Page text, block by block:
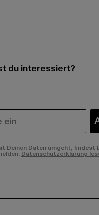
du interessiert?
Deinen Daten umgeht, findest
Datenschutzerklärung